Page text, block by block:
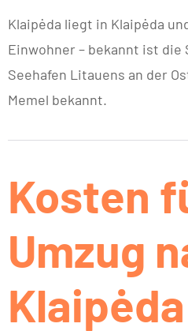
Klaipėda liegt in Klaipėda
Einwohner – bekannt ist
Seehafen Litauens an der
Memel bekannt.
Kosten
Umzug
Klaipėda